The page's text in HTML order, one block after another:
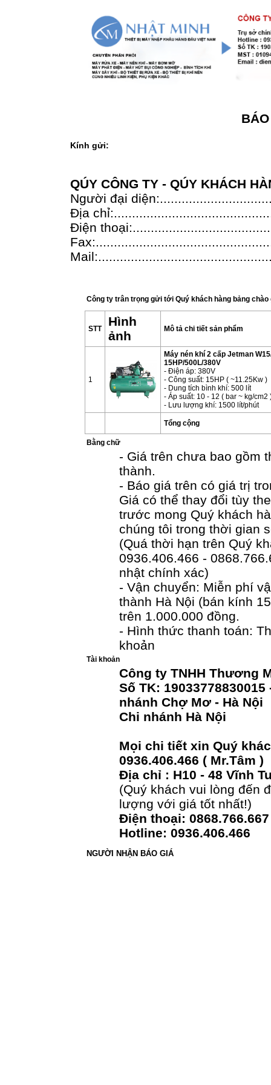
Kính gửi:
QÚY CÔNG TY - QÚY KHÁCH
Người đại
Địa
Điện
Công ty trân trọng gửi tới Quý khách hàng bảng
STT
Hình
ảnh
Mô tả chi tiết sản phẩm
1
Máy nén khí 2 cấp Jetman
15HP/500L/380V
- Điện áp: 380V
- Công suất: 15HP ( ~11.25Kw )
- Dung tích bình khí: 500 lít
- Áp suất: 10 - 12 ( bar ~ kg/cm2
- Lưu lượng khí: 1500 lít/phút
Tổng cộng
Bằng chữ
- Giá trên chưa bao gồm
thành.
- Báo giá trên có giá trị
Giá có thể thay đổi tùy
trước mong Quý khách
chúng tôi trong thời gian
(Quá thời hạn trên Quý
0936.406.466 -
nhật chính xác)
- Vận chuyển: Miễn phí
thành Hà Nội (bán kính
trên 1.000.000 đồng.
- Hình thức thanh toán:
khoản
Tài khoản
Công ty TNHH Thương
Số TK:
nhánh Chợ Mơ - Hà Nội
Chi nhánh Hà Nội
Mọi chi tiết xin Quý
0936.406.466 ( Mr.Tâm )
Địa chỉ : H10 - 48 Vĩnh
(Quý khách vui lòng đến
lượng với giá tốt nhất!)
Điện thoại: 0868.766.667
Hotline: 0936.406.466
NGƯỜI NHẬN BÁO GIÁ